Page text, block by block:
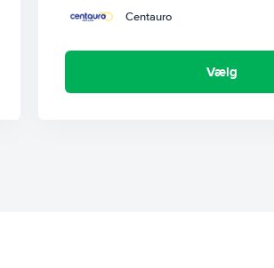
Centauro
Vælg